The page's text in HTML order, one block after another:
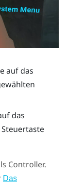
auf das
das
Controller.
Das